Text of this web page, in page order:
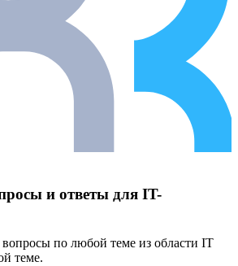
и ответы для IT-
по любой теме из области IT
теме.